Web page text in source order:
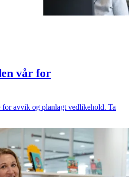
vår for
avvik og planlagt vedlikehold. Ta